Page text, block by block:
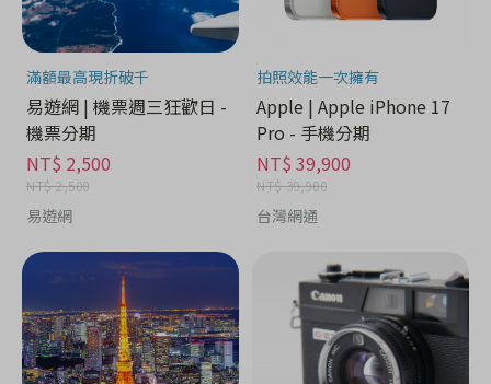
滿額最高現折破千
易遊網 | 機票週三狂歡日 -
機票分期
NT$ 2,500
NT$ 2,500
易遊網
拍照效能一次擁有
Apple | Apple iPhone 17
Pro - 手機分期
NT$ 39,900
NT$ 39,900
台灣網通